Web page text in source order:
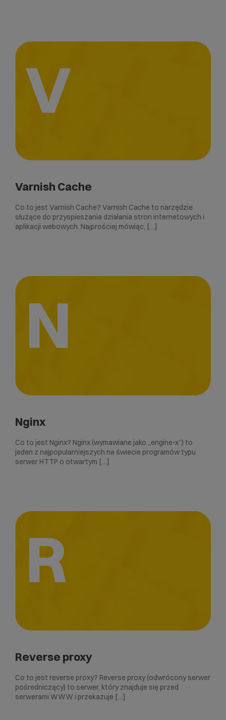
V
Varnish Cache
Co to jest Varnish Cache? Varnish Cache to narzędzie
służące do przyspieszania działania stron internetowych i
aplikacji webowych. Najprościej mówiąc, […]
N
Nginx
Co to jest Nginx? Nginx (wymawiane jako „engine-x”) to
jeden z najpopularniejszych na świecie programów typu
serwer HTTP o otwartym […]
R
Reverse proxy
Co to jest reverse proxy? Reverse proxy (odwrócony serwer
pośredniczący) to serwer, który znajduje się przed
serwerami WWW i przekazuje […]